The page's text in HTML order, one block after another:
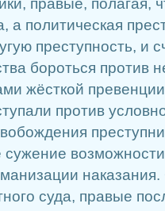
правые, полагая,
а политическая
преступность, и
бороться против
жёсткой
против
суда, правые